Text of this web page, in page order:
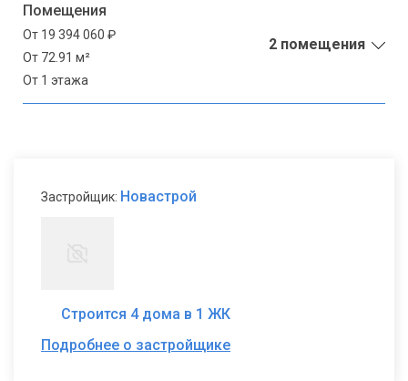
Помещения
От 19 394 060 ₽
От 72.91 м²
От 1 этажа
2 помещения
Застройщик: Новастрой
Строится 4 дома в 1 ЖК
Подробнее о застройщике